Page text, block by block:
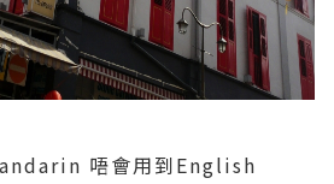
唔會用到English